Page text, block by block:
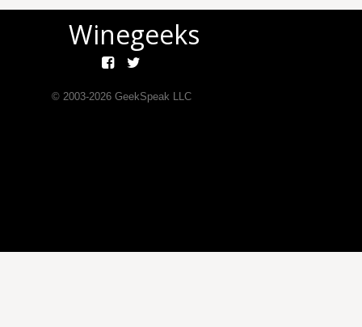
Winegeeks
© 2003-2026GeekSpeak LLC